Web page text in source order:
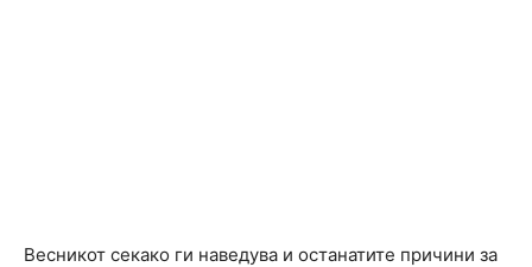
Весникот секако ги наведува и останатите причини за